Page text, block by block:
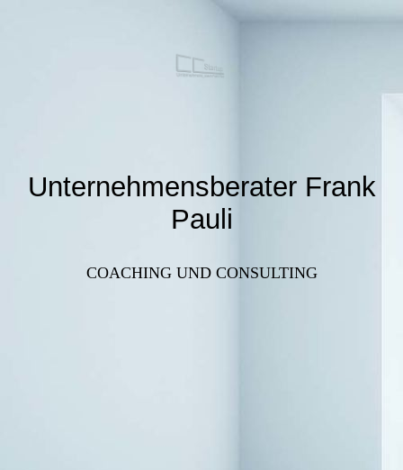
Unternehmensberater Frank
Pauli
COACHING UND CONSULTING